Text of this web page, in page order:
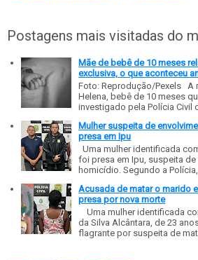
Postagens mais visitadas do
Mãe de bebê de 10 meses
exclusiva, o que aconteceu
Foto: Reprodução/Pexels A
Helena, bebê de 10 meses
investigado pela Polícia Civil
Mulher suspeita de
presa em Ipu
Uma mulher identificada
foi presa em Ipu, suspeita
homicídio. Segundo a Polícia,
Acusada de matar o marido
presa por nova morte
Uma mulher identificada
da Silva Alcântara, de 23
flagrante por suspeita de